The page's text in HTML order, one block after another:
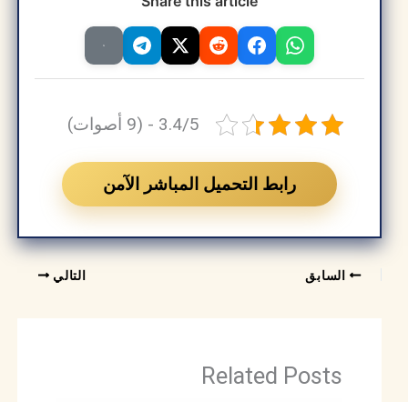
3.4/5 - (9 أصوات)
رابط التحميل المباشر الآمن
السابق التالي
Related Posts